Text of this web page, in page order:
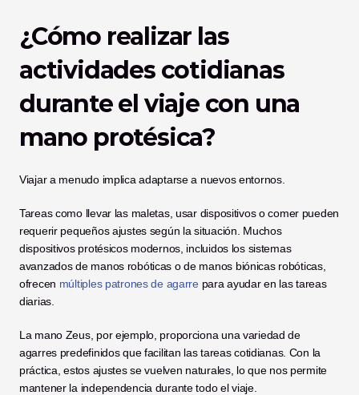
¿Cómo realizar las
actividades cotidianas
durante el viaje con una
mano protésica?
Viajar a menudo implica adaptarse a nuevos entornos.
Tareas como llevar las maletas, usar dispositivos o comer pueden
requerir pequeños ajustes según la situación. Muchos
dispositivos protésicos modernos, incluidos los sistemas
avanzados de manos robóticas o de manos biónicas robóticas,
ofrecen múltiples patrones de agarre para ayudar en las tareas
diarias.
La mano Zeus, por ejemplo, proporciona una variedad de
agarres predefinidos que facilitan las tareas cotidianas. Con la
práctica, estos ajustes se vuelven naturales, lo que nos permite
mantener la independencia durante todo el viaje.